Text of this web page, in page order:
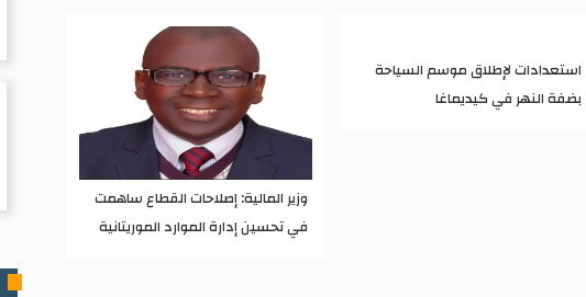
استعدادات لإطلاق موسم السياحة
بضفة النهر في كيديماغا
وزير المالية: إصلاحات القطاع ساهمت
في تحسين إدارة الموارد الموريتانية